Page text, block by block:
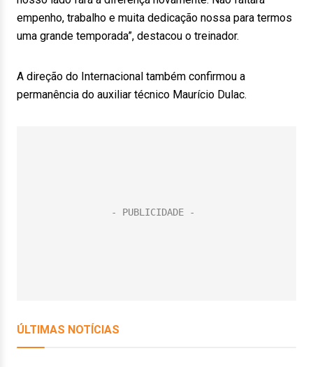
empenho, trabalho e muita dedicação nossa para termos
uma grande temporada”, destacou o treinador.
A direção do Internacional também confirmou a
permanência do auxiliar técnico Maurício Dulac.